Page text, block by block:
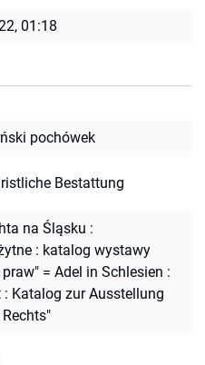
01:18
pochówek
Bestattung
na Śląsku :
: katalog wystawy
= Adel in Schlesien :
Katalog zur Ausstellung